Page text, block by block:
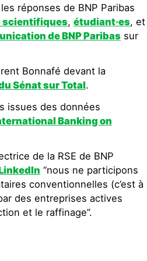
réponses de BNP Paribas
scientifiques, étudiant·es, et
de BNP Paribas sur
Bonnafé devant la
Sénat sur Total.
issues des données
Banking on
de la RSE de BNP
“nous ne participons
conventionnelles (c’est à
des entreprises actives
et le raffinage”.